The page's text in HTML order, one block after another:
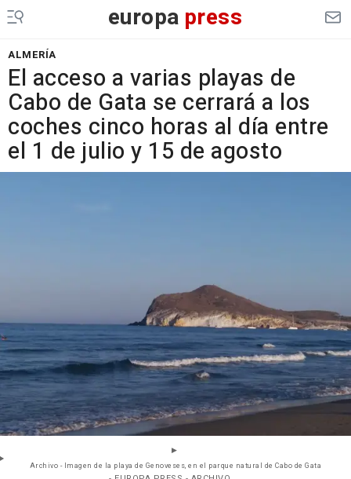
europa press
ALMERÍA
El acceso a varias playas de
Cabo de Gata se cerrará a los
coches cinco horas al día entre
el 1 de julio y 15 de agosto
Archivo - Imagen de la playa de Genoveses, en el parque natural de Cabo de Gata